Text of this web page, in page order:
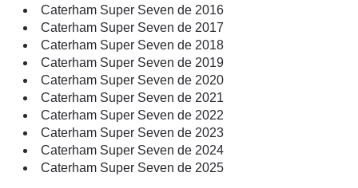
Caterham Super Seven de 2016
Caterham Super Seven de 2017
Caterham Super Seven de 2018
Caterham Super Seven de 2019
Caterham Super Seven de 2020
Caterham Super Seven de 2021
Caterham Super Seven de 2022
Caterham Super Seven de 2023
Caterham Super Seven de 2024
Caterham Super Seven de 2025